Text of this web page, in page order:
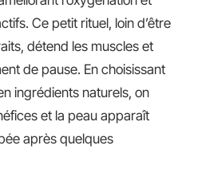
Ce petit rituel, loin d’être
détend les muscles et
de pause. En choisissant
ingrédients naturels, on
et la peau apparaît
après quelques